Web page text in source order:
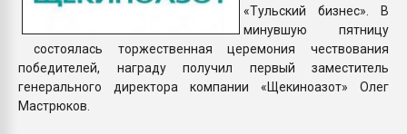
«Тульский бизнес». В
минувшую пятницу
состоялась торжественная церемония чествования
победителей, награду получил первый заместитель
генерального директора компании «Щекиноазот» Олег
Мастрюков.